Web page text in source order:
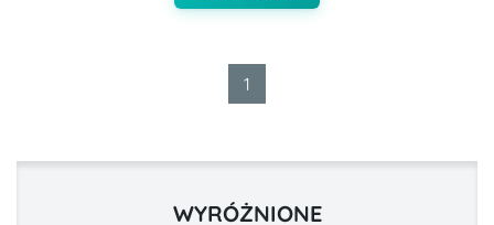
1
WYRÓŻNIONE